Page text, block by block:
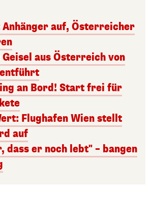
auf, Österreicher
aus Österreich von
an Bord! Start frei für
Flughafen Wien stellt
auf
dass er noch lebt" – bangen